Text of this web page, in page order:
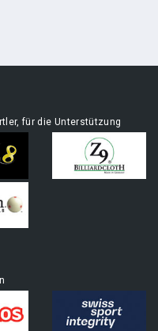
für die Unterstützung